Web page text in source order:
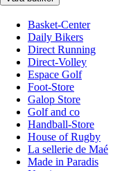
Basket-Center
Daily Bikers
Direct Running
Direct-Volley
Espace Golf
Foot-Store
Galop Store
Golf and co
Handball-Store
House of Rugby
La sellerie de Maé
Made in Paradis